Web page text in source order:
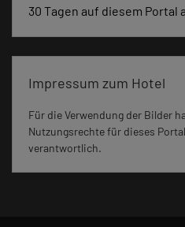
30 Tagen auf diesem Portal
Impressum zum Hotel
Für die Verwendung der Bilder
Nutzungsrechte für dieses
verantwortlich.